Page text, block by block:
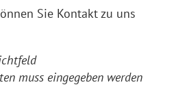
Sie Kontakt zu uns
muss eingegeben werden